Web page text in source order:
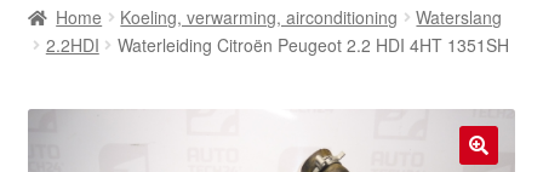
Home Koeling, verwarming, airconditioning
Waterslang
2.2HDI
Waterleiding Citroën Peugeot 2.2 HDI 4HT 1351SH